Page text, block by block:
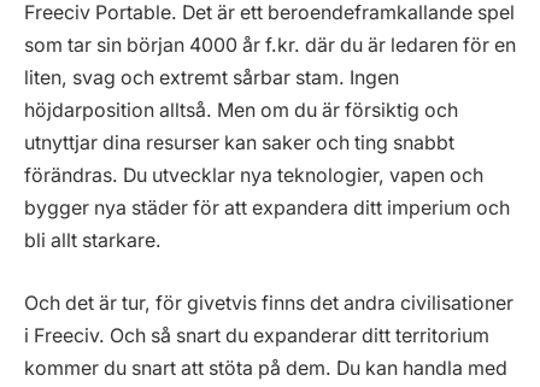
Freeciv Portable. Det är ett beroendeframkallande spel
som tar sin början 4000 år f.kr. där du är ledaren för en
liten, svag och extremt sårbar stam. Ingen
höjdarposition alltså. Men om du är försiktig och
utnyttjar dina resurser kan saker och ting snabbt
förändras. Du utvecklar nya teknologier, vapen och
bygger nya städer för att expandera ditt imperium och
bli allt starkare.
Och det är tur, för givetvis finns det andra civilisationer
i Freeciv. Och så snart du expanderar ditt territorium
kommer du snart att stöta på dem. Du kan handla med